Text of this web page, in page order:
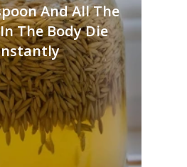
And All The
The Body Die